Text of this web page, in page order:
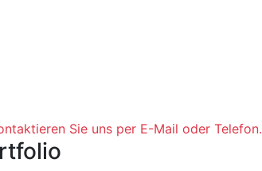
Sie uns per E-Mail oder Telefon.